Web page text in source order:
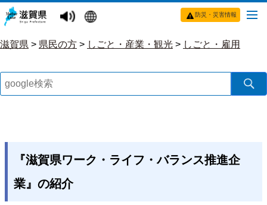
防災・災害情報
滋賀県 > 県民の方 > しごと・産業・観光 > しごと・雇用
『滋賀県ワーク・ライフ・バランス推進企
業』の紹介